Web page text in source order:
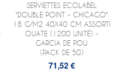
SERVIETTES ECOLABEL
"DOUBLE POINT - CHICAGO"
18 G/M2 40X40 CM ASSORTI
OUATE (1200 UNITÉ) -
GARCIA DE POU
(PACK DE 50)
71,52 €